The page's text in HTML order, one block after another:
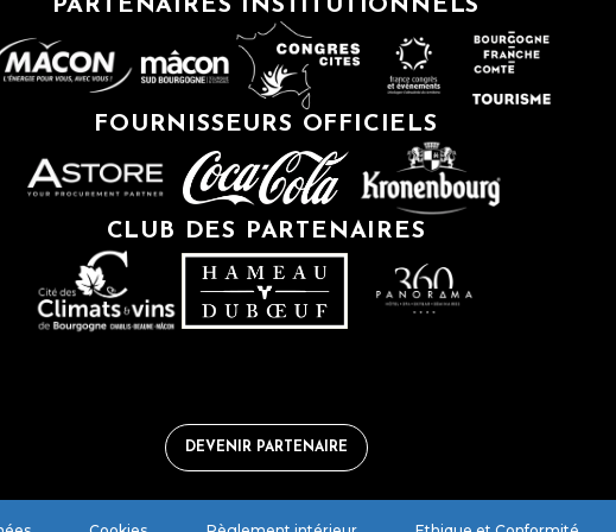
PARTENAIRES INSTITUTIONNELS
FOURNISSEURS OFFICIELS
CLUB DES PARTENAIRES
DEVENIR PARTENAIRE